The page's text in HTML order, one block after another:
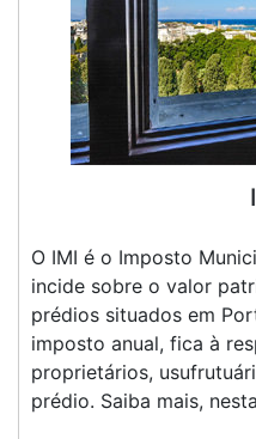
O IMI é o Imposto
incide sobre o valor
prédios situados em
imposto anual, fica à
proprietários,
prédio. Saiba mais,